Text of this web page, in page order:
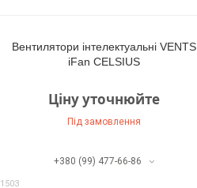
Вентилятори інтелектуальні VENTS
iFan CELSIUS
Ціну уточнюйте
Під замовлення
+380 (99) 477-66-86
1503